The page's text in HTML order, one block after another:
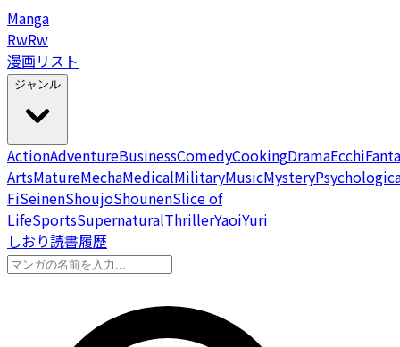
Manga
RwRw
漫画リスト
ジャンル
ActionAdventureBusinessComedyCookingDramaEcchi
ArtsMatureMechaMedicalMilitaryMusicMystery
FiSeinenShoujoShounenSlice of
LifeSportsSupernaturalThrillerYaoiYuri
しおり読書履歴